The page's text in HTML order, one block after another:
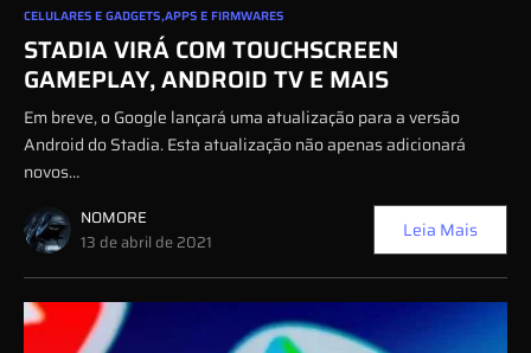
0
CELULARES E GADGETS APPS E FIRMWARES
STADIA VIRÁ COM TOUCHSCREEN
GAMEPLAY, ANDROID TV E MAIS
Em breve, o Google lançará uma atualização para a versão
Android do Stadia. Esta atualização não apenas adicionará
novos…
NOMORE
13 de abril de 2021
Leia Mais